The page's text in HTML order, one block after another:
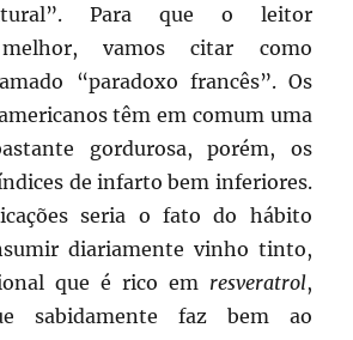
Para que o leitor
melhor, vamos citar como
“paradoxo francês”. Os
têm em comum uma
gordurosa, porém, os
de infarto bem inferiores.
seria o fato do hábito
diariamente vinho tinto,
que é rico em resveratrol,
sabidamente faz bem ao